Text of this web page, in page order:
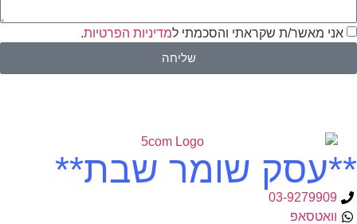
אני מאשר/ת שקראתי והסכמתי למדיניות הפרטיות.
שליחה
**עסק שומר שבת**
03-9279909
וואטסאפ